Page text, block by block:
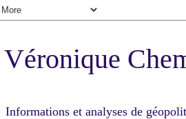
Véronique
Informations et analyses de